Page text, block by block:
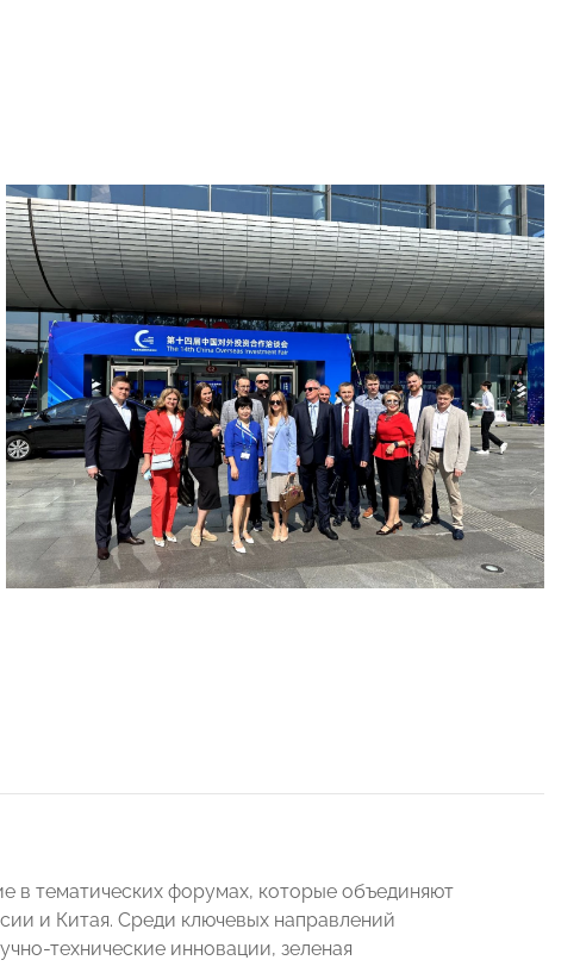
тематических форумах, которые объединяют
и Китая. Среди ключевых направлений
технические инновации, зеленая